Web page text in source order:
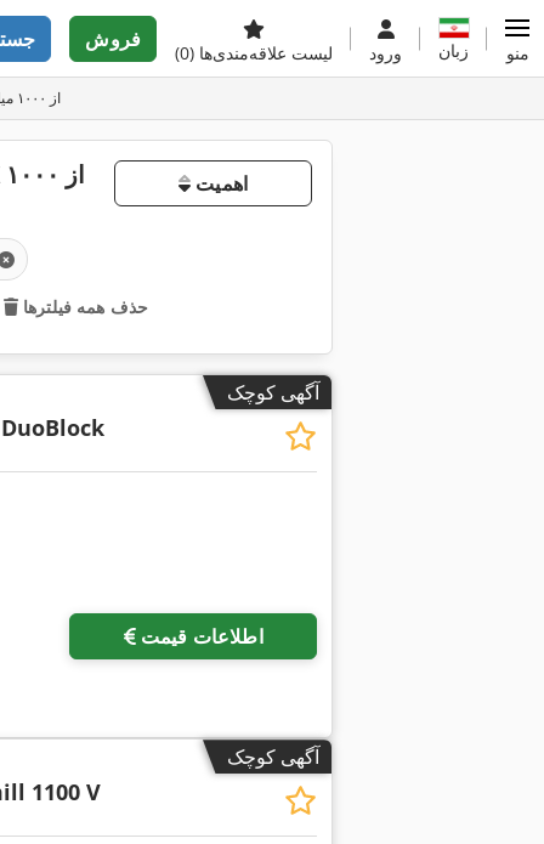
فروش
لیست علاقه‌مندی‌ها (0) ورود زبان منو
دست دوم مرکزهای ماشین‌کاری یونیورسال با کورس X از ۱۰۰۰ میلی‌متر به بالا
اهمیت
حذف همه فیلترها
آگهی کوچک
اطلاعات قیمت
آگهی کوچک
1100 V